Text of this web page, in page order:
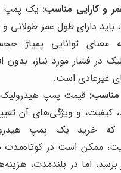
و کارایی مناسب: یک پمپ
باید دارای طول عمر طولانی
معنای توانایی پمپاژ
در فشار مورد نیاز، بدون
غیرعادی است.
قیمت پمپ هیدرولیک
کیفیت، و ویژگی‌های آن
که خرید یک پمپ
ممکن است در کوتاه‌مدت
برسد، اما در بلندمدت،